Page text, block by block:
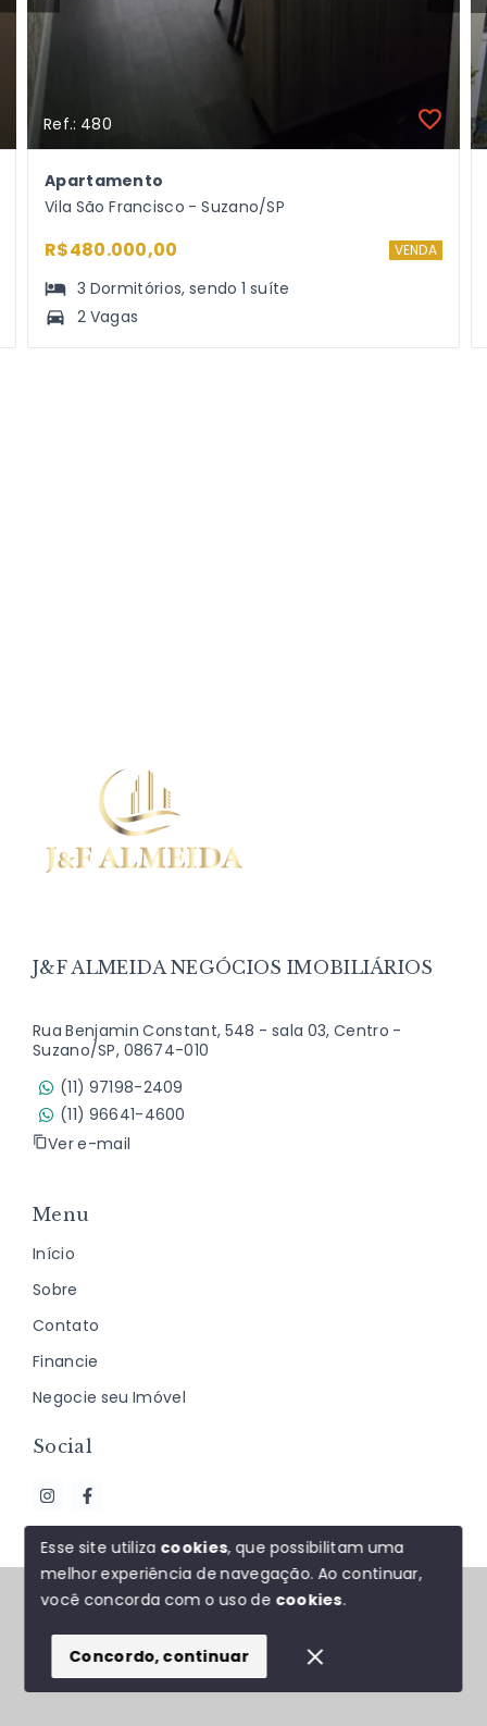
Ref.: 480
Apartamento
Vila São Francisco - Suzano/SP
R$480.000,00 VENDA
3 Dormitórios, sendo1 suíte
2 Vagas
J&F ALMEIDA NEGÓCIOS IMOBILIÁRIOS
Rua Benjamin Constant, 548 - sala 03, Centro -
Suzano/SP, 08674-010
(11) 97198-2409
(11) 96641-4600
Ver e-mail
Menu
Início
Sobre
Contato
Financie
Negocie seu Imóvel
Social
© Copyright 2026 - J&F ALMEIDA NEGÓCIOS
SITE PARA IMOBILIARIA
Esse site utiliza cookies, que possibilitam uma
melhor experiência de navegação.Ao continuar,
você concorda com o uso de cookies.
Concordo, continuar